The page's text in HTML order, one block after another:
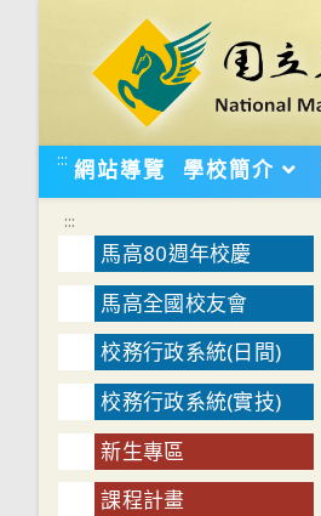
::: 網站導覽 學校簡介
:::
馬高80週年校慶
馬高全國校友會
校務行政系統(日間)
校務行政系統(實技)
新生專區
課程計畫